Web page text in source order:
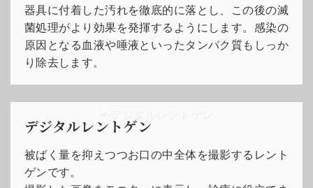
器具に付着した汚れを徹底的に落とし、この後の滅
菌処理がより効果を発揮するようにします。感染の
原因となる血液や唾液といったタンパク質もしっか
り除去します。
デジタルレントゲン
被ばく量を抑えつつお口の中全体を撮影するレント
ゲンです。